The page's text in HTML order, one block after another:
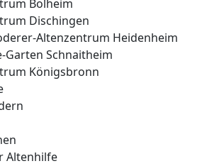
Bolheim
Dischingen
Altenzentrum Heidenheim
Garten Schnaitheim
Königsbronn
Altenhilfe